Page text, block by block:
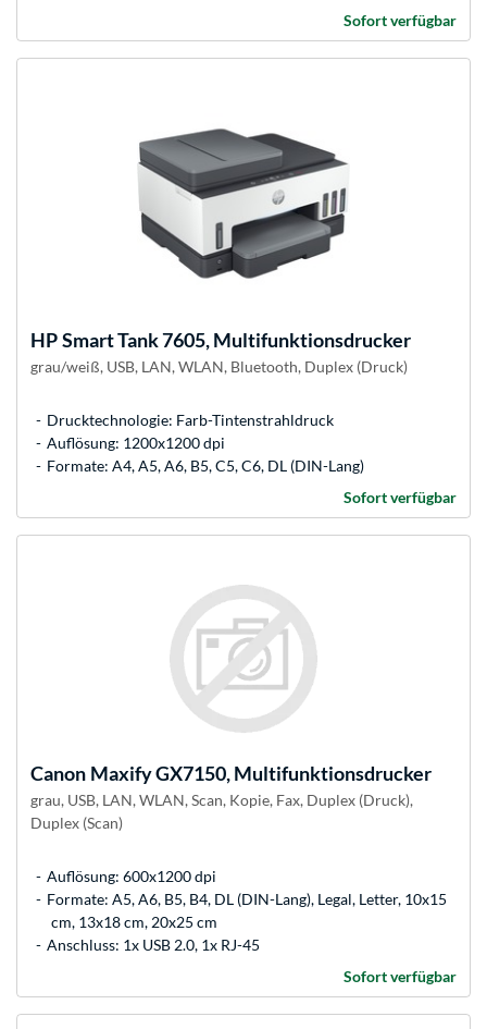
Sofort verfügbar
HPSmart Tank 7605, Multifunktionsdrucker
grau/weiß, USB, LAN, WLAN, Bluetooth, Duplex (Druck)
Drucktechnologie: Farb-Tintenstrahldruck
Auflösung: 1200x1200 dpi
Formate: A4, A5, A6, B5, C5, C6, DL (DIN-Lang)
Sofort verfügbar
Canon Maxify GX7150, Multifunktionsdrucker
grau, USB, LAN, WLAN, Scan, Kopie, Fax, Duplex (Druck),
Duplex (Scan)
Auflösung: 600x1200 dpi
Formate: A5, A6, B5, B4, DL (DIN-Lang), Legal, Letter, 10x15
cm, 13x18 cm, 20x25 cm
Anschluss: 1x USB 2.0, 1x RJ-45
Sofort verfügbar